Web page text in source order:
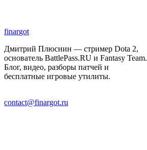
finargot
Дмитрий Плюснин — стример Dota 2,
основатель BattlePass.RU и Fantasy Team.
Блог, видео, разборы патчей и
бесплатные игровые утилиты.
contact@finargot.ru